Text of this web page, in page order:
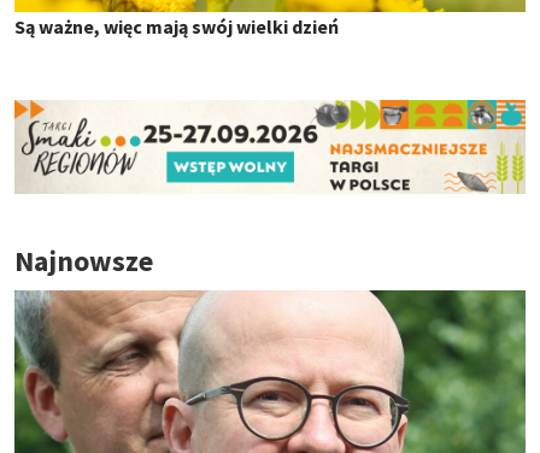
Są ważne, więc mają swój wielki dzień
Najnowsze